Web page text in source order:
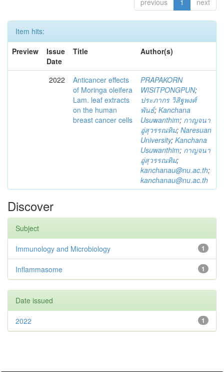
previous 1 next
Item hits:
Preview
Issue
Date
Title Author(s)
2022
Anticancer effects
of Moringa oleifera
Lam. leaf extracts
on the human
breast cancer cells
PRAPAKORN
WISITPONGPUN;
ประภากร วิสิฐพงศ์
พันธ์; Kanchana
Usuwanthim; กาญจนา
อู่สุวรรณทิม; Naresuan
University; Kanchana
Usuwanthim; กาญจนา
อู่สุวรรณทิม;
kanchanau@nu.ac.th;
kanchanau@nu.ac.th
Discover
Subject
1
Immunology and Microbiology
1
Inflammasome
Date issued
1
2022